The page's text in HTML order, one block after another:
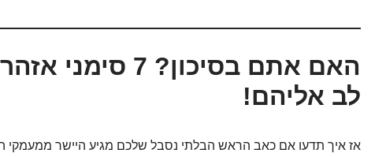
האם אתם בסיכון?
לב אליהם!
אז איך תדעו אם כאב הראש הבלתי נסבל שלכם מגיע היישר ממעמקי